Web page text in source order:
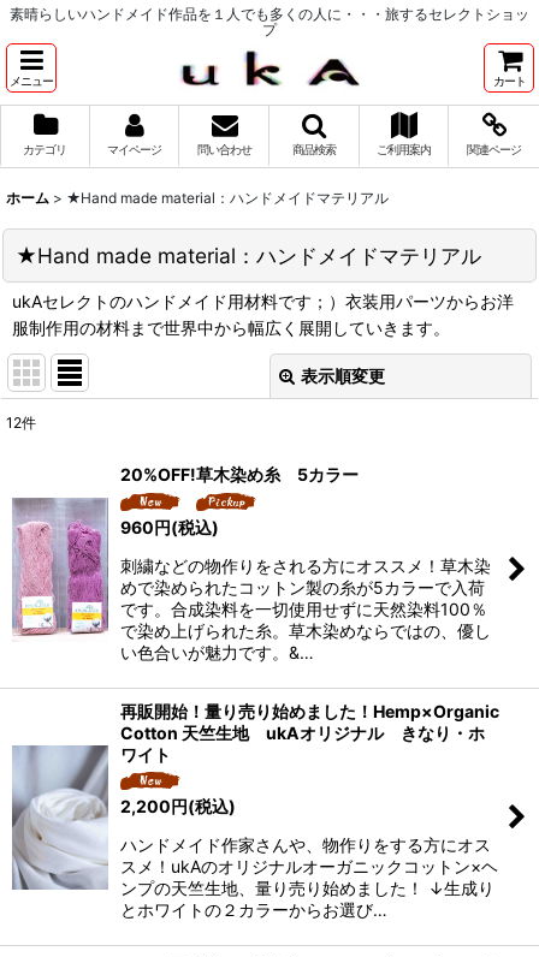
素晴らしいハンドメイド作品を１人でも多くの人に・・・旅するセレクトショッ
プ
メニュー カート
カテゴリ マイページ 問い合わせ 商品検索 ご利用案内 関連ページ
ホーム > ★Hand made material：ハンドメイドマテリアル
★Hand made material：ハンドメイドマテリアル
ukAセレクトのハンドメイド用材料です；）衣装用パーツからお洋
服制作用の材料まで世界中から幅広く展開していきます。
表示順変更
並び順
絞り込む
12件
20%OFF!草木染め糸 5カラー
960円(税込)
刺繍などの物作りをされる方にオススメ！草木染
めで染められたコットン製の糸が5カラーで入荷
です。合成染料を一切使用せずに天然染料100％
で染め上げられた糸。草木染めならではの、優し
い色合いが魅力です。&…
再販開始！量り売り始めました！Hemp×Organic
Cotton 天竺生地 ukAオリジナル きなり・ホ
ワイト
2,200円(税込)
ハンドメイド作家さんや、物作りをする方にオス
スメ！ukAのオリジナルオーガニックコットン×ヘ
ンプの天竺生地、量り売り始めました！ ↓生成り
とホワイトの２カラーからお選び…